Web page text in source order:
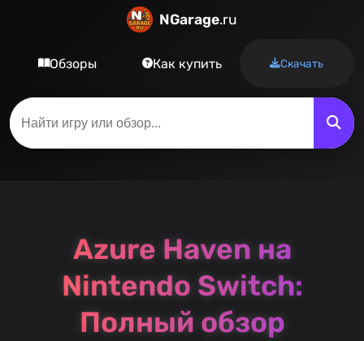
NGarage.ru
Обзоры Как купить Скачать
Azure Haven на
Nintendo Switch:
Полный обзор